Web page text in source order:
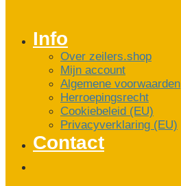
Info
Over zeilers.shop
Mijn account
Algemene voorwaarden
Herroepingsrecht
Cookiebeleid (EU)
Privacyverklaring (EU)
Contact